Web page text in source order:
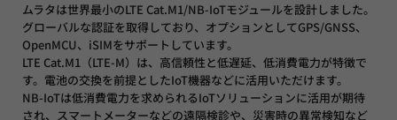
ムラタは世界最小のLTE Cat.M1/NB-IoTモジュールを設計しました。
グローバルな認証を取得しており、オプションとしてGPS/GNSS、
OpenMCU、iSIMをサポートしています。
LTE Cat.M1（LTE-M）は、高信頼性と低遅延、低消費電力が特徴で
す。電池の交換を前提としたIoT機器などに活用いただけます。
NB-IoTは低消費電力を求められるIoTソリューションに活用が期待
され、スマートメーターなどの遠隔検診や、災害時の異常検知など